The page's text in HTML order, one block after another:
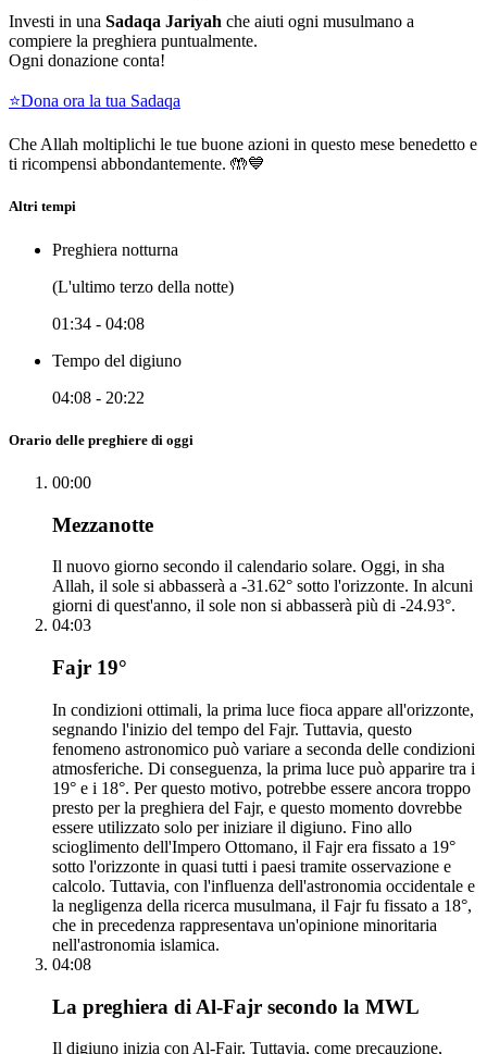
Investi in una Sadaqa Jariyah che aiuti ogni musulmano a
compiere la preghiera puntualmente.
Ogni donazione conta!
⭐Dona ora la tua Sadaqa
Che Allah moltiplichi le tue buone azioni in questo mese benedetto e
ti ricompensi abbondantemente. 🤲💙
Altri tempi
Preghiera notturna
(L'ultimo terzo della notte)
01:34 - 04:08
Tempo del digiuno
04:08 - 20:22
Orario delle preghiere di oggi
00:00
Mezzanotte
Il nuovo giorno secondo il calendario solare. Oggi, in sha
Allah, il sole si abbasserà a -31.62° sotto l'orizzonte. In alcuni
giorni di quest'anno, il sole non si abbasserà più di -24.93°.
04:03
Fajr 19°
In condizioni ottimali, la prima luce fioca appare all'orizzonte,
segnando l'inizio del tempo del Fajr. Tuttavia, questo
fenomeno astronomico può variare a seconda delle condizioni
atmosferiche. Di conseguenza, la prima luce può apparire tra i
19° e i 18°. Per questo motivo, potrebbe essere ancora troppo
presto per la preghiera del Fajr, e questo momento dovrebbe
essere utilizzato solo per iniziare il digiuno. Fino allo
scioglimento dell'Impero Ottomano, il Fajr era fissato a 19°
sotto l'orizzonte in quasi tutti i paesi tramite osservazione e
calcolo. Tuttavia, con l'influenza dell'astronomia occidentale e
la negligenza della ricerca musulmana, il Fajr fu fissato a 18°,
che in precedenza rappresentava un'opinione minoritaria
nell'astronomia islamica.
04:08
La preghiera di Al-Fajr secondo la MWL
Il digiuno inizia con Al-Fajr. Tuttavia, come precauzione,